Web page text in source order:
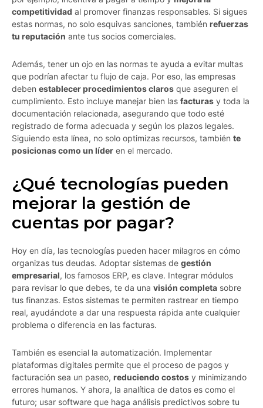
competitividad al promover finanzas responsables. Si sigues
estas normas, no solo esquivas sanciones, también refuerzas
tu reputación ante tus socios comerciales.
Además, tener un ojo en las normas te ayuda a evitar multas
que podrían afectar tu flujo de caja. Por eso, las empresas
deben establecer procedimientos claros que aseguren el
cumplimiento. Esto incluye manejar bien las facturas y toda la
documentación relacionada, asegurando que todo esté
registrado de forma adecuada y según los plazos legales.
Siguiendo esta línea, no solo optimizas recursos, también te
posicionas como un líder en el mercado.
¿Qué tecnologías pueden
mejorar la gestión de
cuentas por pagar?
Hoy en día, las tecnologías pueden hacer milagros en cómo
organizas tus deudas. Adoptar sistemas de gestión
empresarial, los famosos ERP, es clave. Integrar módulos
para revisar lo que debes, te da una visión completa sobre
tus finanzas. Estos sistemas te permiten rastrear en tiempo
real, ayudándote a dar una respuesta rápida ante cualquier
problema o diferencia en las facturas.
También es esencial la automatización. Implementar
plataformas digitales permite que el proceso de pagos y
facturación sea un paseo, reduciendo costos y minimizando
errores humanos. Y ahora, la analítica de datos es como el
futuro; usar software que haga análisis predictivos sobre tu